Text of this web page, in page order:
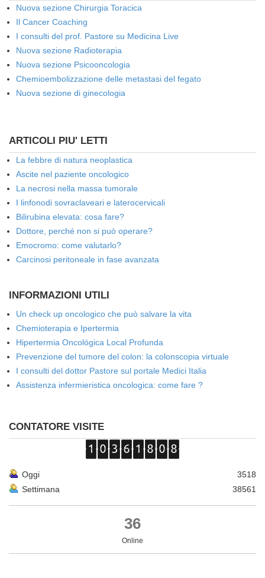
Nuova sezione Chirurgia Toracica
Il Cancer Coaching
I consulti del prof. Pastore su Medicina Live
Nuova sezione Radioterapia
Nuova sezione Psicooncologia
Chemioembolizzazione delle metastasi del fegato
Nuova sezione di ginecologia
ARTICOLI PIU' LETTI
La febbre di natura neoplastica
Ascite nel paziente oncologico
La necrosi nella massa tumorale
I linfonodi sovraclaveari e laterocervicali
Bilirubina elevata: cosa fare?
Dottore, perché non si può operare?
Emocromo: come valutarlo?
Carcinosi peritoneale in fase avanzata
INFORMAZIONI UTILI
Un check up oncologico che può salvare la vita
Chemioterapia e Ipertermia
Hipertermia Oncológica Local Profunda
Prevenzione del tumore del colon: la colonscopia virtuale
I consulti del dottor Pastore sul portale Medici Italia
Assistenza infermieristica oncologica: come fare ?
CONTATORE VISITE
Oggi
3518
Settimana
38561
36
Online